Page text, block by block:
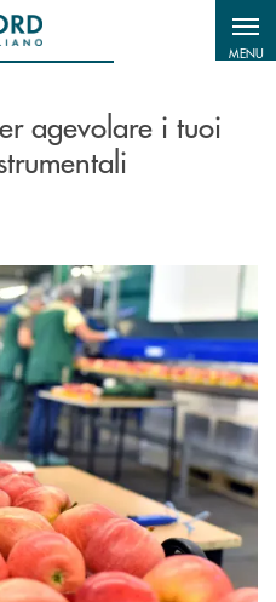
MENU
agevolare i tuoi